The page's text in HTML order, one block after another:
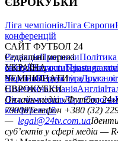
Ліга чемпіонівЛіга Європи
конференцій
САЙТ ФУТБОЛ 24
РедакціяПрогнозиПолітика
сайтуКонтактиПравила
політикаСтруктура
Соціальні мережі
facebookxyoutubeinstagram
УКРАЇНА
УкраїнаПерша лігаДруга
ЧЕМПІОНАТИ
НімеччинаІспаніяАнглія
ЄВРОКУБКИ
Ліга чемпіонівЛіга Європи
конференцій
Онлайн-медіа «Футбол 24»
79008Телефон +380 (32)
— legal@24tv.com.ua
суб’єктів у сфері медіа —